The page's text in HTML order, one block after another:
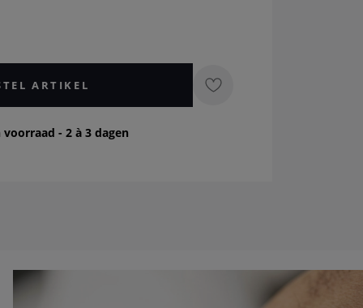
ARTIKEL
- 2 à 3 dagen